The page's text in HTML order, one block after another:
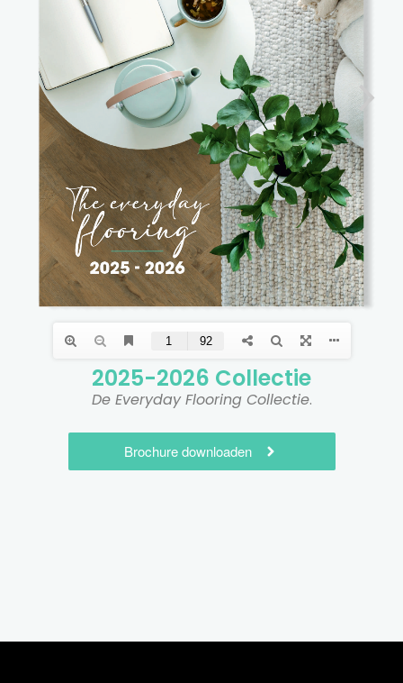
2025-2026 Collectie​
De Everyday Flooring Collectie.
Brochure downloaden